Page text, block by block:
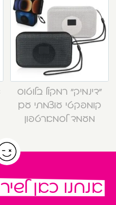
“דינמיק” רמקול בלוטוס
קומפקטי עוצמתי עם
מעמד לסמארטפון
אנחנו כאן